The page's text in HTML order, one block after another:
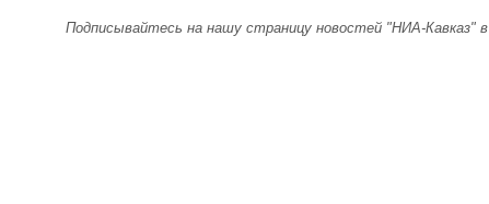
Подписывайтесь на нашу страницу новостей "НИА-Кавказ" в